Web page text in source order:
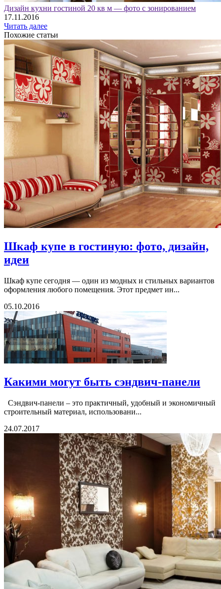
Дизайн кухни гостиной 20 кв м — фото с зонированием
17.11.2016
Читать далее
Похожие статьи
Шкаф купе в гостиную: фото, дизайн,
идеи
Шкаф купе сегодня — один из модных и стильных вариантов
оформления любого помещения. Этот предмет ин...
05.10.2016
Какими могут быть сэндвич-панели
Сэндвич-панели – это практичный, удобный и экономичный
строительный материал, использовани...
24.07.2017